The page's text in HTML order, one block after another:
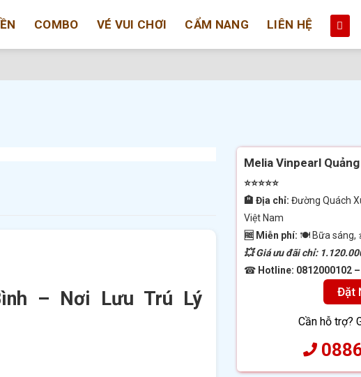
COMBO VÉ VUI CHƠI CẨM NANG LIÊN HỆ
Melia Vinpearl
⭐⭐⭐⭐⭐
🏨 Địa chỉ: Đường Quách
Việt Nam
🆓 Miễn phí: 🍽 Bữa sáng,
💥 Giá ưu đãi chỉ:
☎ Hotline: 0812000102
Đặt
Cần hỗ trợ?
– Nơi Lưu Trú Lý